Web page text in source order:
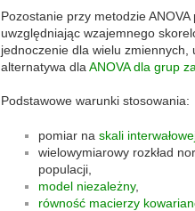
Pozostanie przy metodzie
uwzględniając wzajemnego
jednoczenie dla wielu
alternatywa dla ANOVA dla grup
Podstawowe warunki stosowania:
pomiar na skali
wielowymiarowy rozkład
populacji,
model niezależny,
równość macierzy